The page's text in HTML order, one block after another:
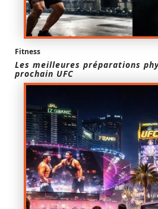
Fitness
Les meilleures préparations
prochain UFC